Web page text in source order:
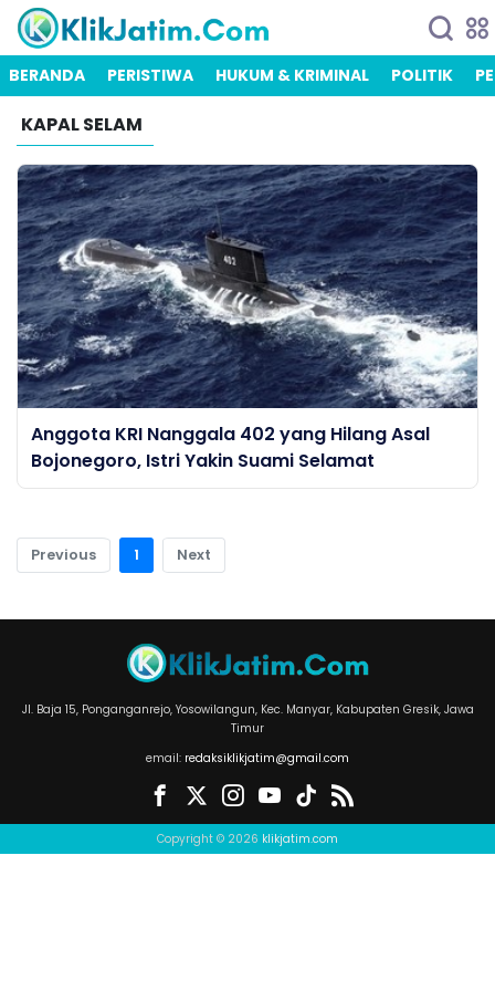
BERANDA PERISTIWA HUKUM & KRIMINAL POLITIK
KAPAL SELAM
Anggota KRI Nanggala 402 yang Hilang Asal
Bojonegoro, Istri Yakin Suami Selamat
Previous 1 Next
Jl. Baja 15, Ponganganrejo, Yosowilangun, Kec. Manyar, Kabupaten Gresik, Jawa
Timur
email: redaksiklikjatim@gmail.com
Copyright © 2026 klikjatim.com